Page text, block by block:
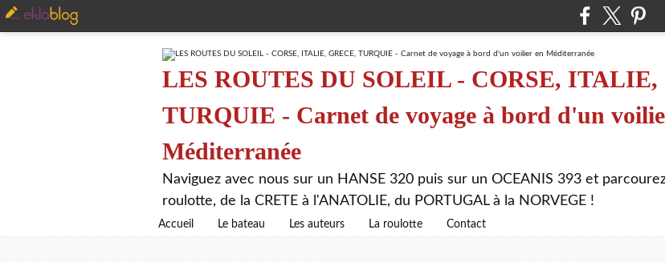
LES ROUTES DU SOLEIL - CORSE, ITALIE,
TURQUIE - Carnet de voyage à bord d'un
Méditerranée
Naviguez avec nous sur un HANSE 320 puis sur un OCEANIS 393 et
roulotte, de la CRETE à l'ANATOLIE, du PORTUGAL à la NORVEGE !
Accueil Le bateau Les auteurs La roulotte Contact